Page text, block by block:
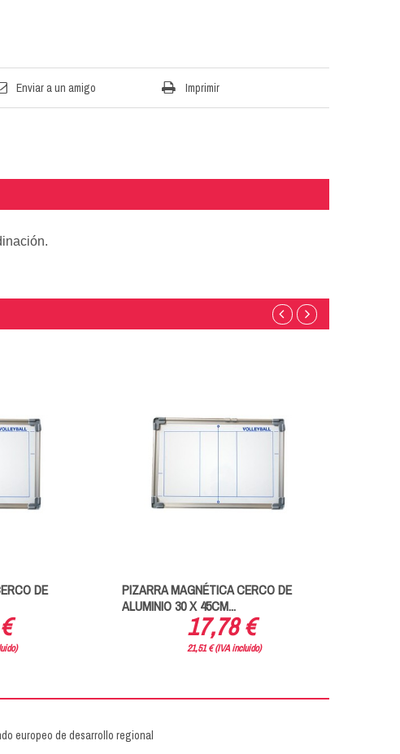
Enviar a un amigo Imprimir
DE
PIZARRA MAGNÉTICA CERCO DE
ALUMINIO 30 X 45CM...
17,78 €
21,51 € (IVA incluido)